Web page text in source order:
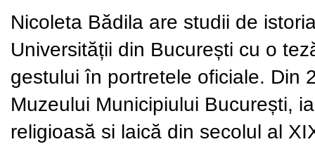
Nicoleta Bădila are studii de
Universității din București cu o
gestului în portretele oficiale. Din
Muzeului Municipiului București,
religioasă si laică din secolul al